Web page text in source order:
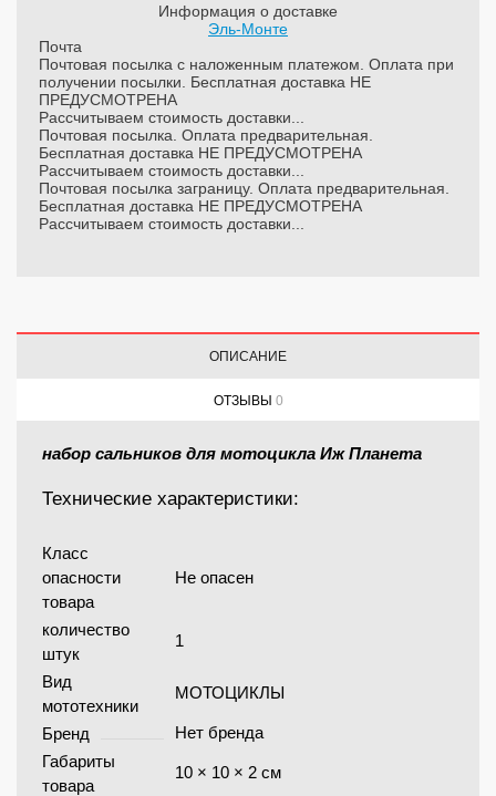
Информация о доставке
Эль-Монте
Почта
Почтовая посылка с наложенным платежом. Оплата при
получении посылки. Бесплатная доставка НЕ
ПРЕДУСМОТРЕНА
Рассчитываем стоимость доставки...
Почтовая посылка. Оплата предварительная.
Бесплатная доставка НЕ ПРЕДУСМОТРЕНА
Рассчитываем стоимость доставки...
Почтовая посылка заграницу. Оплата предварительная.
Бесплатная доставка НЕ ПРЕДУСМОТРЕНА
Рассчитываем стоимость доставки...
ОПИСАНИЕ
ОТЗЫВЫ 0
набор сальников для мотоцикла Иж Планета
Технические характеристики:
Класс
опасности
товара
Не опасен
количество
штук
1
Вид
мототехники
МОТОЦИКЛЫ
Бренд
Нет бренда
Габариты
товара
10 × 10 × 2 см